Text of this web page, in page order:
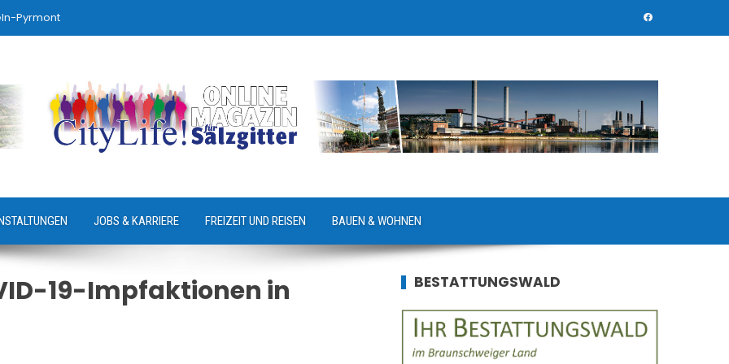
Pyrmont
JOBS & KARRIERE FREIZEIT UND REISEN BAUEN & WOHNEN
19-Impfaktionen in
BESTATTUNGSWALD